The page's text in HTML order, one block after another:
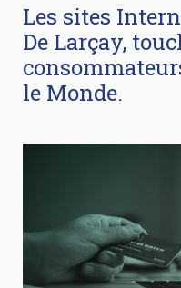
Les sites
De Larçay,
le Monde.